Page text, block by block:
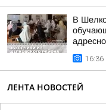
В
16:36
ЛЕНТА НОВОСТЕЙ